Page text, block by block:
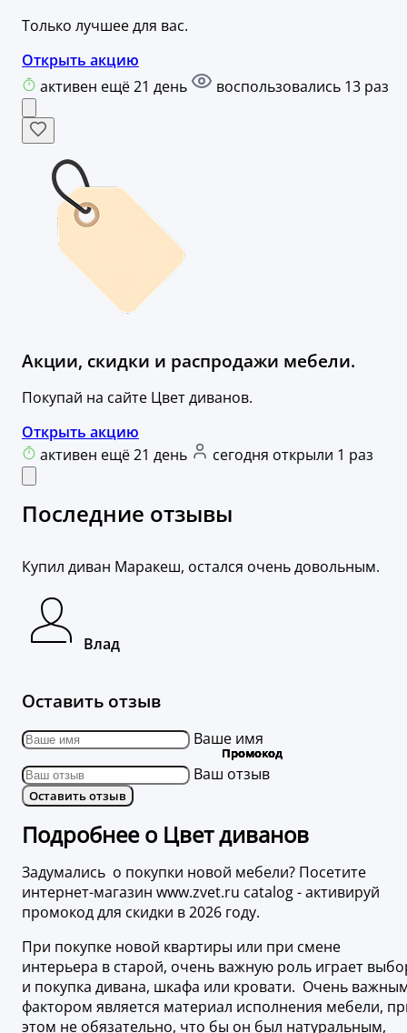
Только лучшее для вас.
Открыть акцию
активен ещё 21 день
воспользовались 13 раз
Акции, скидки и распродажи мебели.
Покупай на сайте Цвет диванов.
Открыть акцию
активен ещё 21 день
сегодня открыли 1 раз
Последние отзывы
Купил диван Маракеш, остался очень довольным.
Влад
Оставить отзыв
Ваше имя
Ваш отзыв
Оставить отзыв
Подробнее о Цвет диванов
Задумались о покупки новой мебели? Посетите
интернет-магазин www.zvet.ru catalog - активируй
промокод для скидки в 2026 году.
При покупке новой квартиры или при смене
интерьера в старой, очень важную роль играет
и покупка дивана, шкафа или кровати. Очень
фактором является материал исполнения мебели,
этом не обязательно, что бы он был натуральным,